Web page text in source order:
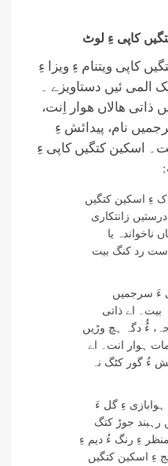
کاپی ءِ لوٹ
کاپی ویتنام ءِ ویزا ءِ
المی ئیں دستاویزے ۔
ھالاں ھوار اِنت،
نام، پیدائش ءِ
اسکین کتگیں کاپی ءِ
ءِ اسکین کتگیں
زانتکاری
ناخواندہ یا
رد کنگ بیت
ءَ سرجمیں
بیت۔ اے ذاتی
ءُُ دگہ ہچ وڑیں
ہوار انت۔ اے
ءُ گور کٹگ نہ
ءِ گل ءَ
رہبند جوڑ کتگ
ءِ رنگ ءُ دیم ءِ
ءِ اسکین کتگیں